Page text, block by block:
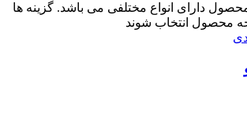
محصول دارای انواع مختلفی می باشد. گزینه ها
محصول انتخاب شوند